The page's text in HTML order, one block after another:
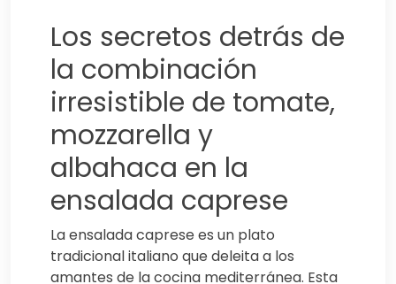
Los secretos detrás de
la combinación
irresistible de tomate,
mozzarella y
albahaca en la
ensalada caprese
La ensalada caprese es un plato
tradicional italiano que deleita a los
amantes de la cocina mediterránea. Esta